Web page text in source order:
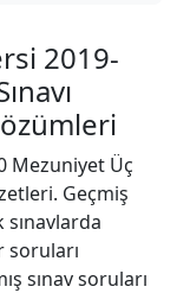
2019-
Mezuniyet Üç
Geçmiş
sınavlarda
soruları
sınav soruları